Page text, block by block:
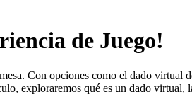
de Juego!
Con opciones como el dado virtual
exploraremos qué es un dado